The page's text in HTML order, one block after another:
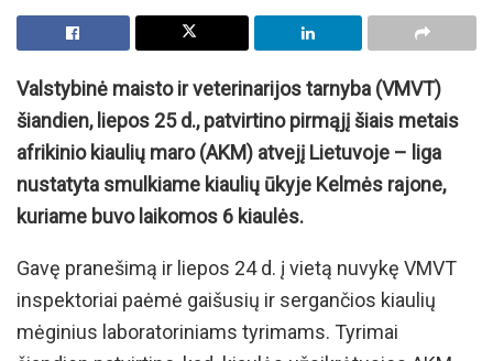
Valstybinė maisto ir veterinarijos tarnyba (VMVT)
šiandien, liepos 25 d., patvirtino pirmąjį šiais metais
afrikinio kiaulių maro (AKM) atvejį Lietuvoje – liga
nustatyta smulkiame kiaulių ūkyje Kelmės rajone,
kuriame buvo laikomos 6 kiaulės.
Gavę pranešimą ir liepos 24 d. į vietą nuvykę VMVT
inspektoriai paėmė gaišusių ir sergančios kiaulių
mėginius laboratoriniams tyrimams. Tyrimai